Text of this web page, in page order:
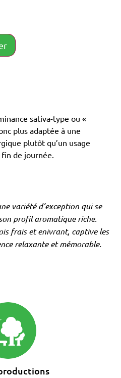
sativa-type ou «
plus adaptée à une
plutôt qu’un usage
de journée.
variété d’exception qui se
profil aromatique riche.
frais et enivrant, captive les
relaxante et mémorable.